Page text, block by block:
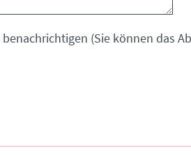
(Sie können das